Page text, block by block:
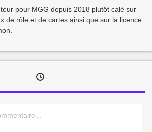
pour MGG depuis 2018 plutôt calé sur
de rôle et de cartes ainsi que sur la licence